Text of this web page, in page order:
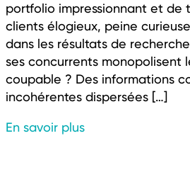
portfolio impressionnant et de
clients élogieux, peine
dans les résultats de
ses concurrents monopolisent
coupable ? Des informations
incohérentes dispersées […]
En savoir plus